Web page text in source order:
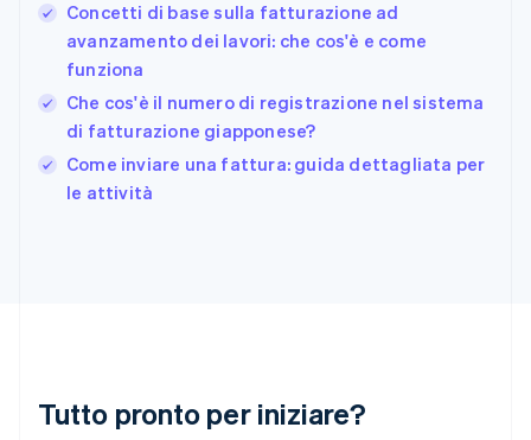
Concetti di base sulla fatturazione ad
avanzamento dei lavori: che cos'è e come
funziona
Che cos'è il numero di registrazione nel sistema
di fatturazione giapponese?
Come inviare una fattura: guida dettagliata per
le attività
Tutto pronto per iniziare?
Giappone
日本語English
Gibilterra
Grecia
English
India
Irlanda
English